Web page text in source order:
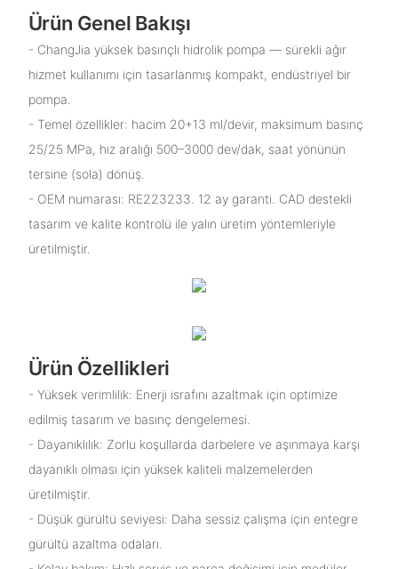
Ürün Genel Bakışı
- ChangJia yüksek basınçlı hidrolik pompa — sürekli ağır
hizmet kullanımı için tasarlanmış kompakt, endüstriyel bir
pompa.
- Temel özellikler: hacim 20+13 ml/devir, maksimum basınç
25/25 MPa, hız aralığı 500–3000 dev/dak, saat yönünün
tersine (sola) dönüş.
- OEM numarası: RE223233. 12 ay garanti. CAD destekli
tasarım ve kalite kontrolü ile yalın üretim yöntemleriyle
üretilmiştir.
Ürün Özellikleri
- Yüksek verimlilik: Enerji israfını azaltmak için optimize
edilmiş tasarım ve basınç dengelemesi.
- Dayanıklılık: Zorlu koşullarda darbelere ve aşınmaya karşı
dayanıklı olması için yüksek kaliteli malzemelerden
üretilmiştir.
- Düşük gürültü seviyesi: Daha sessiz çalışma için entegre
gürültü azaltma odaları.